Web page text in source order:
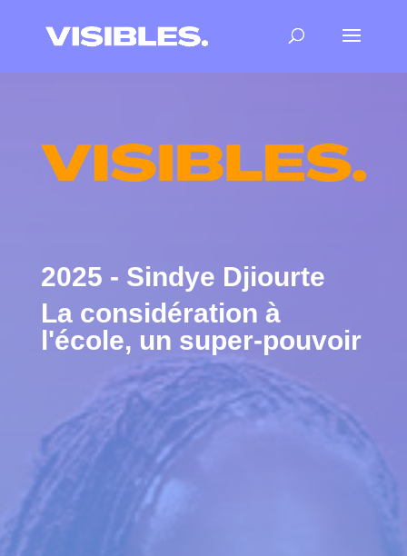
2025 - Sindye Djiourte
La considération à
l'école, un super-pouvoir